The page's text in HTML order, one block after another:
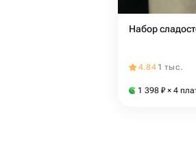
Набор
4.84 1 тыс.
1 398 ₽ × 4